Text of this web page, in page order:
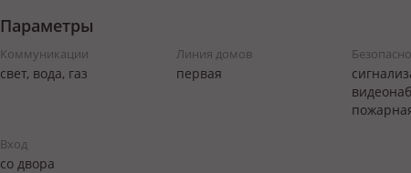
Параметры
Коммуникации
свет, вода, газ
Линия домов
первая
Вход
со двора